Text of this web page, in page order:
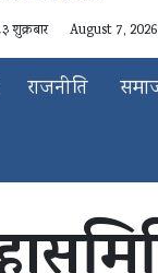
शुक्रबार August 7, 2026
राजनीति